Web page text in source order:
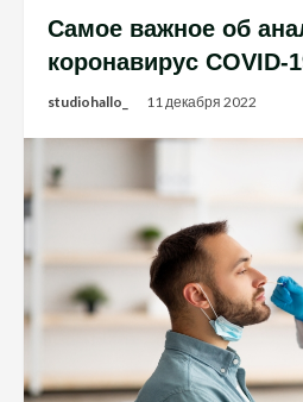
Самое важное об
коронавирус COVID-
studiohallo_ 11 декабря 2022